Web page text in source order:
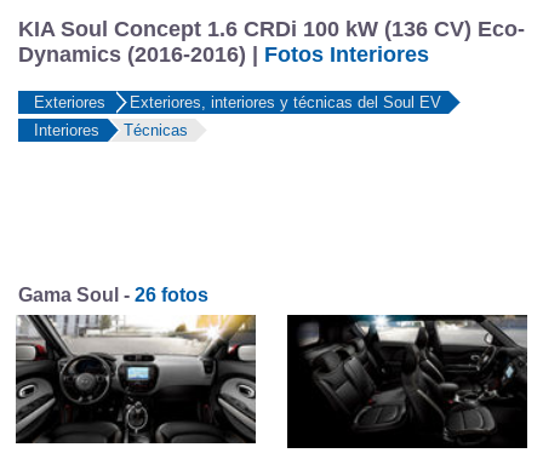
KIA Soul Concept 1.6 CRDi 100 kW (136 CV) Eco-
Dynamics (2016-2016) | Fotos Interiores
Exteriores
Exteriores, interiores y técnicas del Soul EV
Interiores
Técnicas
Gama Soul - 26 fotos